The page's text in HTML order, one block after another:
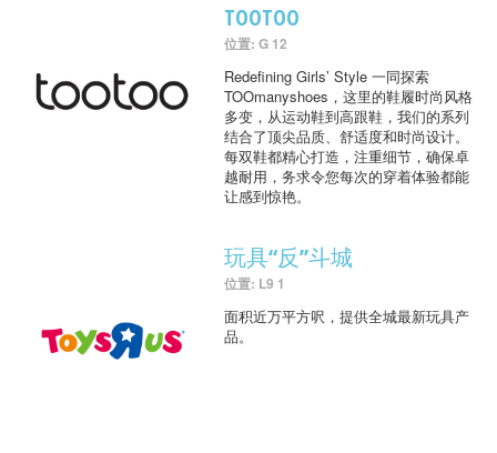
TOOTOO
位置: G 12
Redefining Girls’ Style 一同探索
TOOmanyshoes，这里的鞋履时尚风格
多变，从运动鞋到高跟鞋，我们的系列
结合了顶尖品质、舒适度和时尚设计。
每双鞋都精心打造，注重细节，确保卓
越耐用，务求令您每次的穿着体验都能
让感到惊艳。
玩具“反”斗城
位置: L9 1
面积近万平方呎，提供全城最新玩具产
品。